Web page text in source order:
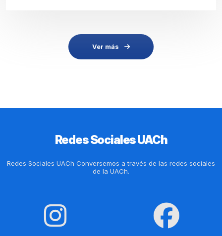
Ver más
Redes Sociales UACh
Redes Sociales UACh Conversemos a través de las redes sociales
de la UACh.